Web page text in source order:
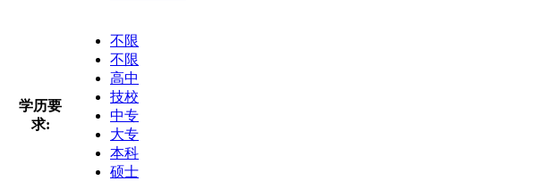
学历要
求:
不限
不限
高中
技校
中专
大专
本科
硕士